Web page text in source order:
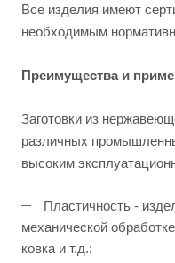
Все изделия имеют
необходимым
Преимущества и
Заготовки из
различных
высоким
Пластичность -
механической
ковка и т.д.;